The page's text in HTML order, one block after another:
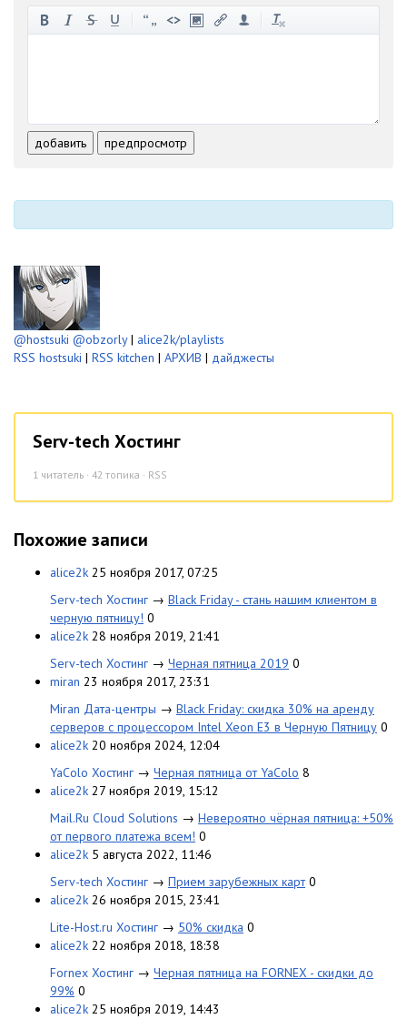
-
-
-
добавить предпросмотр
@hostsuki @obzorly| alice2k/playlists
RSS hostsuki | RSS kitchen | АРХИВ | дайджесты
Serv-tech Хостинг
1 читатель · 42 топика · RSS
Похожие записи
alice2k 25 ноября 2017, 07:25
Serv-tech Хостинг → Black Friday - стань нашим клиентом в
черную пятницу! 0
alice2k 28 ноября 2019, 21:41
Serv-tech Хостинг → Черная пятница 2019 0
miran 23 ноября 2017, 23:31
Miran Дата-центры → Black Friday: скидка 30% на аренду
серверов с процессором Intel Xeon E3 в Черную Пятницу 0
alice2k 20 ноября 2024, 12:04
YaColo Хостинг → Черная пятница от YaColo 8
alice2k 27 ноября 2019, 15:12
Mail.Ru Cloud Solutions → Невероятно чёрная пятница: +50%
от первого платежа всем! 0
alice2k 5 августа 2022, 11:46
Serv-tech Хостинг → Прием зарубежных карт 0
alice2k 26 ноября 2015, 23:41
Lite-Host.ru Хостинг → 50% скидка 0
alice2k 22 ноября 2018, 18:38
Fornex Хостинг → Черная пятница на FORNEX - скидки до
99% 0
alice2k 25 ноября 2019, 14:43